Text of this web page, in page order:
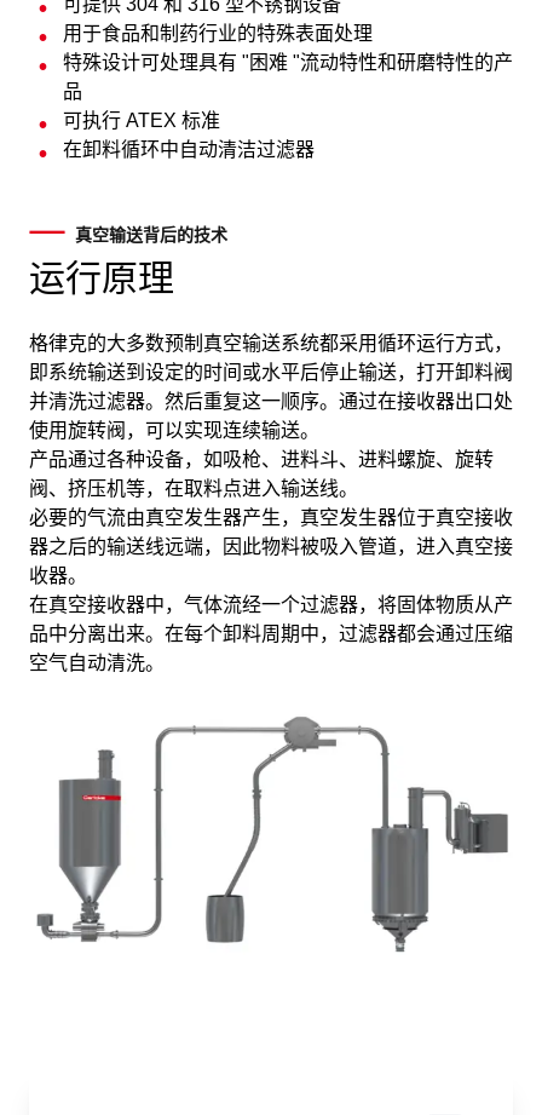
可提供 304 和 316 型不锈钢设备
用于食品和制药行业的特殊表面处理
特殊设计可处理具有 "困难 "流动特性和研磨特性的产
品
可执行 ATEX 标准
在卸料循环中自动清洁过滤器
真空输送背后的技术
运行原理
格律克的大多数预制真空输送系统都采用循环运行方式，
即系统输送到设定的时间或水平后停止输送，打开卸料阀
并清洗过滤器。然后重复这一顺序。通过在接收器出口处
使用旋转阀，可以实现连续输送。
产品通过各种设备，如吸枪、进料斗、进料螺旋、旋转
阀、挤压机等，在取料点进入输送线。
必要的气流由真空发生器产生，真空发生器位于真空接收
器之后的输送线远端，因此物料被吸入管道，进入真空接
收器。
在真空接收器中，气体流经一个过滤器，将固体物质从产
品中分离出来。在每个卸料周期中，过滤器都会通过压缩
空气自动清洗。